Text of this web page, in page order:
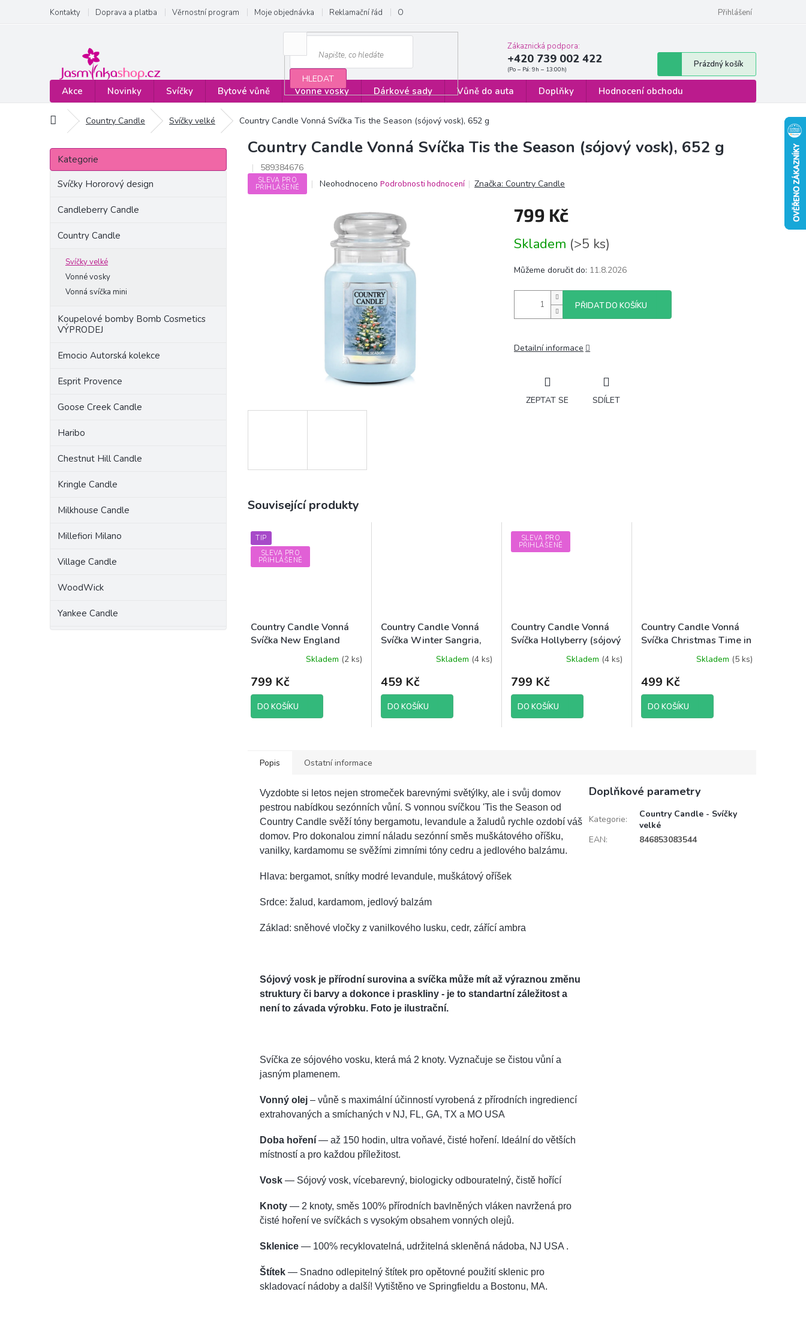
obsah
Kontakty Doprava a platba Věrnostní program Moje objednávka Reklamační řád Obchodní podmínky Formulář pro odstoupení od smlouvy
Přihlášení
HLEDAT
Zákaznická podpora:
+420 739 002 422
Nákupní
košík
Prázdný košík
Akce Novinky Svíčky Bytové vůně Vonné vosky Dárkové sady Vůně do auta Doplňky Hodnocení obchodu
Domů Country Candle Svíčky velké Country Candle Vonná Svíčka Tis the Season (sójový vosk), 652 g
P
s
Přeskočit
kategorie
Kategorie
Svíčky Hororový design
Candleberry Candle
Country Candle
Svíčky velké
Vonné vosky
Vonná svíčka mini
Koupelové bomby Bomb Cosmetics
VÝPRODEJ
Emocio Autorská kolekce
Esprit Provence
Goose Creek Candle
Haribo
Chestnut Hill Candle
Kringle Candle
Milkhouse Candle
Millefiori Milano
Village Candle
WoodWick
Yankee Candle
Country Candle Vonná Svíčka Tis the Season (sójový vosk), 652 g
589384676
SLEVA PRO
PŘIHLÁŠENÉ
Průměrné
hvězdiček.
Neohodnoceno Podrobnosti hodnocení Značka:Country Candle
799 Kč
cena:
Skladem (>5 ks)
Můžeme doručit do: 11.8.2026
PŘIDAT DO KOŠÍKU
Detailní informace
ZEPTAT SE SDÍLET
Související produkty
TIP
SLEVA PRO
PŘIHLÁŠENÉ
Country Candle Vonná
Svíčka New England
(sójový vosk), 652 g
Skladem (2 ks)
799 Kč
DO KOŠÍKU
Country Candle Vonná
Svíčka Winter Sangria,
produktu
je
4,5
z
Skladem (4 ks)
459 Kč
DO KOŠÍKU
SLEVA PRO
PŘIHLÁŠENÉ
Country Candle Vonná
Svíčka Hollyberry (sójový
Skladem (4 ks)
799 Kč
DO KOŠÍKU
Country Candle Vonná
Svíčka Christmas Time in
the City, 652 g
produktu
je
5,0
z
Skladem (5 ks)
499 Kč
DO KOŠÍKU
Popis Ostatní informace
Vyzdobte si letos nejen stromeček barevnými světýlky, ale i svůj domov
pestrou nabídkou sezónních vůní. S vonnou svíčkou 'Tis the Season od
Country Candle svěží tóny bergamotu, levandule a žaludů rychle ozdobí váš
domov. Pro dokonalou zimní náladu sezónní směs muškátového oříšku,
vanilky, kardamomu se svěžími zimními tóny cedru a jedlového balzámu.
Hlava: bergamot, snítky modré levandule, muškátový oříšek
Srdce: žalud, kardamom, jedlový balzám
Základ: sněhové vločky z vanilkového lusku, cedr, zářící ambra
Sójový vosk je přírodní surovina a svíčka může mít až výraznou změnu
struktury či barvy a dokonce i praskliny - je to standartní záležitost a
není to závada výrobku. Foto je ilustrační.
Svíčka ze sójového vosku, která má 2 knoty. Vyznačuje se čistou vůní a
jasným plamenem.
Vonný olej – vůně s maximální účinností vyrobená z přírodních ingrediencí
extrahovaných a smíchaných v NJ, FL, GA, TX a MO USA
Doba hoření — až 150 hodin, ultra voňavé, čisté hoření. Ideální do větších
místností a pro každou příležitost.
Vosk — Sójový vosk, vícebarevný, biologicky odbouratelný, čistě hořící
Knoty — 2 knoty, směs 100% přírodních bavlněných vláken navržená pro
čisté hoření ve svíčkách s vysokým obsahem vonných olejů.
Sklenice — 100% recyklovatelná, udržitelná skleněná nádoba, NJ USA .
Štítek — Snadno odlepitelný štítek pro opětovné použití sklenic pro
skladovací nádoby a další! Vytištěno ve Springfieldu a Bostonu, MA.
Doplňkové parametry
Kategorie:
Country Candle - Svíčky
velké
EAN: 846853083544